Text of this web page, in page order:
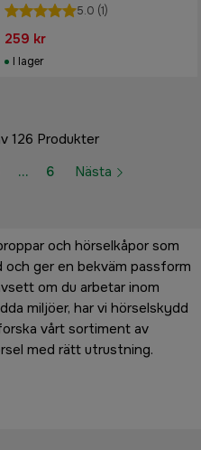
5.0 (1)
259 kr
I lager
126 Produkter
… 6 Nästa
och hörselkåpor som
ger en bekväm passform
om du arbetar inom
miljöer, har vi hörselskydd
vårt sortiment av
med rätt utrustning.